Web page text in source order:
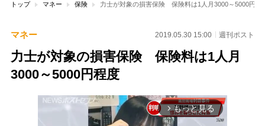
トップ マネー 保険 力士が対象の損害保険 保険料は1人月3000～5000円程
マネー 2019.05.30 15:00 週刊ポスト
力士が対象の損害保険 保険料は1人月
3000～5000円程度
arrow_forward_ios もっと見る